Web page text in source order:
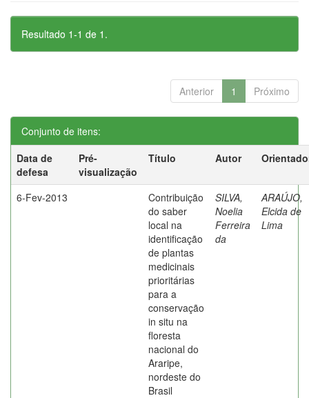
Resultado 1-1 de 1.
Anterior 1 Próximo
Conjunto de itens:
Data de
defesa
Pré-
visualização
Título Autor
6-Fev-2013
Contribuição
do saber
local na
identificação
de plantas
medicinais
prioritárias
para a
conservação
in situ na
floresta
nacional do
Araripe,
nordeste do
Brasil
SILVA,
Noelia
Ferreira
da
ARAÚJO,
Elcida de
Lima